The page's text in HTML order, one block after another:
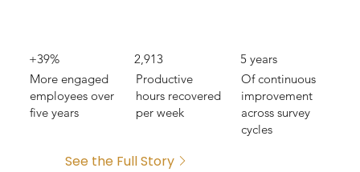
+39%
More engaged
employees over
five years
2,913
Productive
hours recovered
per week
5 years
Of continuous
improvement
across survey
cycles
See the Full Story